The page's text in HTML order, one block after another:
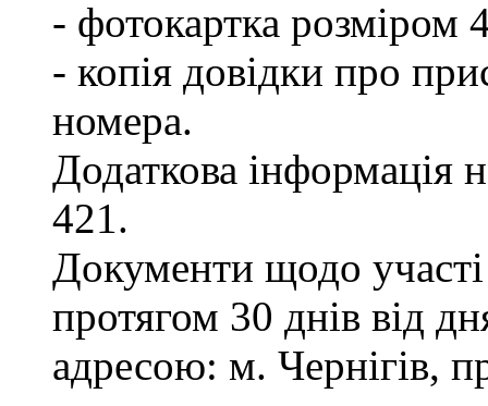
- фотокартка розміром
- копія довідки про
номера.
Додаткова інформація
421.
Документи щодо
протягом 30 днів від
адресою: м. Чернігів,